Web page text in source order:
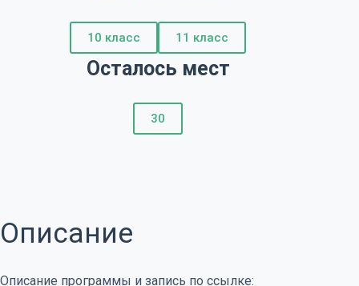
10 класс 11 класс
Осталось мест
30
Описание
Описание программы и запись по ссылке: